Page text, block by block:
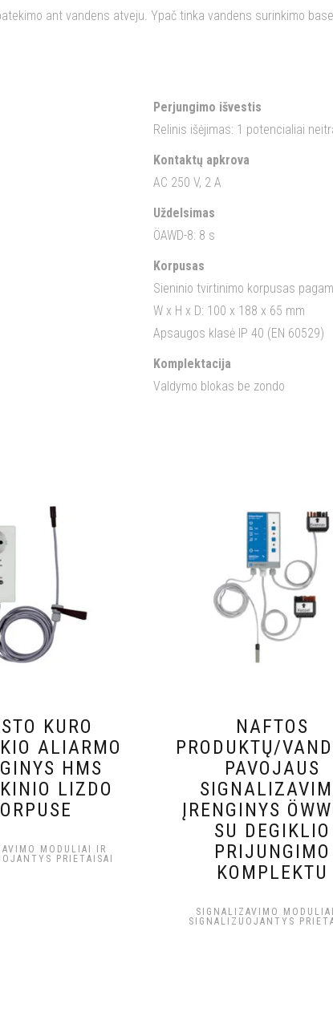
ant vandens atveju. Ypač tinka vandens surinkimo
Perjungimo išvestis
Relinis išėjimas: 1 potencialiai
Kontaktų apkrova
AC 250 V, 2 A
Uždelsimas
ÖAWD-8: 8 s
Korpusas
Sieninio tvirtinimo korpusas
W x H x D: 100 x 188 x 65 mm
Apsaugos klasė IP 40 (EN 60529)
Komplektacija
Valdymo blokas be zondo
KURO
ALIARMO
HMS
LIZDO
MODULIAI IR
PRIETAISAI
NAFTOS
PRODUKTŲ/
PAVOJAUS
ĮRENGINYS
SU DEGIKLIO
PRIJUNGIMO
KOMPLEKTU
SIGNALIZAVIMO
SIGNALIZUOJANTYS